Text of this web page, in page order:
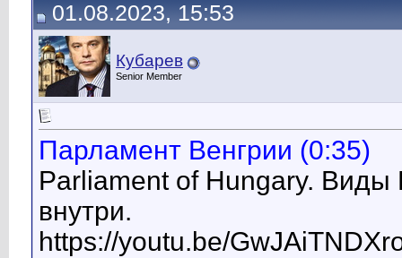
01.08.2023, 15:53
Кубарев
Senior Member
Парламент Венгрии (0:35)
Parliament of Hungary.
внутри.
https://youtu.be/